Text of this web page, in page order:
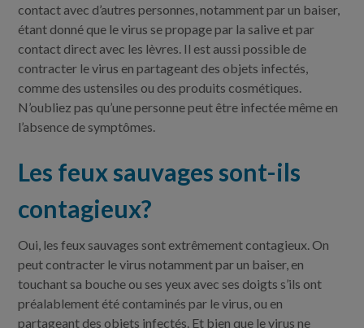
contact avec d’autres personnes, notamment par un baiser,
étant donné que le virus se propage par la salive et par
contact direct avec les lèvres. Il est aussi possible de
contracter le virus en partageant des objets infectés,
comme des ustensiles ou des produits cosmétiques.
N’oubliez pas qu’une personne peut être infectée même en
l’absence de symptômes.
Les feux sauvages sont-ils
contagieux?
Oui, les feux sauvages sont extrêmement contagieux. On
peut contracter le virus notamment par un baiser, en
touchant sa bouche ou ses yeux avec ses doigts s’ils ont
préalablement été contaminés par le virus, ou en
partageant des objets infectés. Et bien que le virus ne